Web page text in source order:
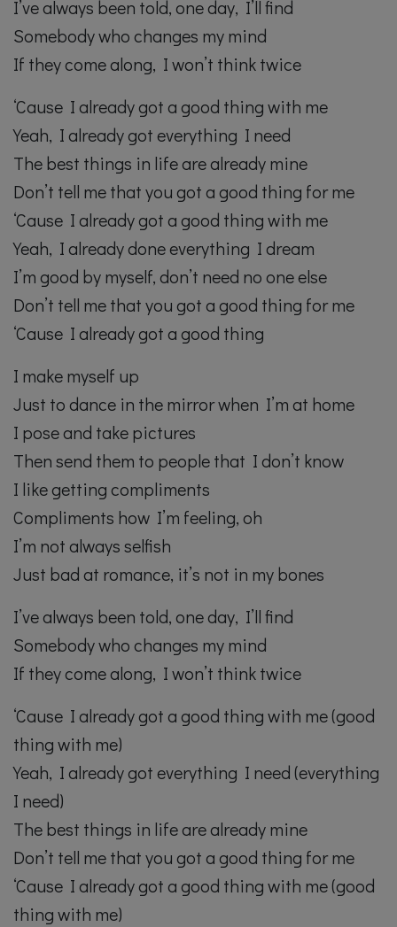
I’ve always been told, one day, I’ll find
Somebody who changes my mind
If they come along, I won’t think twice
‘Cause I already got a good thing with me
Yeah, I already got everything I need
The best things in life are already mine
Don’t tell me that you got a good thing for me
‘Cause I already got a good thing with me
Yeah, I already done everything I dream
I’m good by myself, don’t need no one else
Don’t tell me that you got a good thing for me
‘Cause I already got a good thing
I make myself up
Just to dance in the mirror when I’m at home
I pose and take pictures
Then send them to people that I don’t know
I like getting compliments
Compliments how I’m feeling, oh
I’m not always selfish
Just bad at romance, it’s not in my bones
I’ve always been told, one day, I’ll find
Somebody who changes my mind
If they come along, I won’t think twice
‘Cause I already got a good thing with me (good
thing with me)
Yeah, I already got everything I need (everything
I need)
The best things in life are already mine
Don’t tell me that you got a good thing for me
‘Cause I already got a good thing with me (good
thing with me)